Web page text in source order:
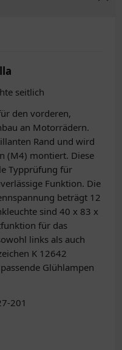
seitlich
den vorderen,
an Motorrädern.
Rand und wird
(M4) montiert. Diese
Typprüfung für
Funktion. Die
beträgt 12
sind 40 x 83 x
für das
links als auch
K 12642
Glühlampen
201